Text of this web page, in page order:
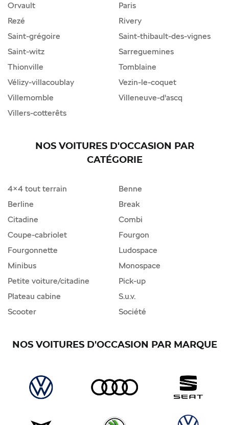
Orvault
Paris
Rezé
Rivery
Saint-grégoire
Saint-thibault-des-vignes
Saint-witz
Sarreguemines
Thionville
Tomblaine
Vélizy-villacoublay
Vezin-le-coquet
Villemomble
Villeneuve-d'ascq
Villers-cotterêts
NOS VOITURES D'OCCASION PAR
CATÉGORIE
4×4 tout terrain
Benne
Berline
Break
Citadine
Combi
Coupe-cabriolet
Fourgon
Fourgonnette
Ludospace
Minibus
Monospace
Petite voiture/citadine
Pick-up
Plateau cabine
S.u.v.
Scooter
Société
NOS VOITURES D'OCCASION PAR MARQUE